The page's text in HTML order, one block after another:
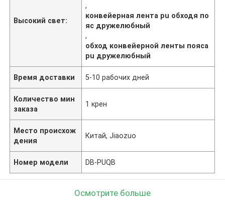
Высокий свет:
,
конвейерная лента pu обходя по
яс дружелюбный
,
обход конвейерной ленты пояса
pu дружелюбный
Время доставки 5-10 рабочих дней
Количество мин
заказа
1 крен
Место происхож
дения
Китай, Jiaozuo
Номер модели DB-PUQB
Осмотрите больше